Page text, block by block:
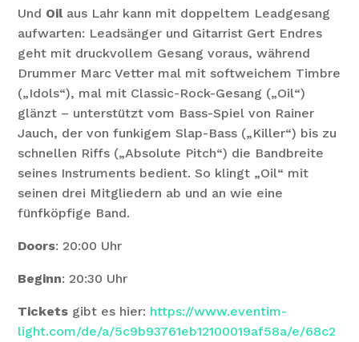
Und Oil aus Lahr kann mit doppeltem Leadgesang
aufwarten: Leadsänger und Gitarrist Gert Endres
geht mit druckvollem Gesang voraus, während
Drummer Marc Vetter mal mit softweichem Timbre
(„Idols“), mal mit Classic-Rock-Gesang („Oil“)
glänzt – unterstützt vom Bass-Spiel von Rainer
Jauch, der von funkigem Slap-Bass („Killer“) bis zu
schnellen Riffs („Absolute Pitch“) die Bandbreite
seines Instruments bedient. So klingt „Oil“ mit
seinen drei Mitgliedern ab und an wie eine
fünfköpfige Band.
Doors: 20:00 Uhr
Beginn: 20:30 Uhr
Tickets gibt es hier: https://www.eventim-
light.com/de/a/5c9b93761eb12100019af58a/e/68c2